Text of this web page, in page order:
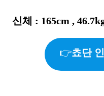
신체 : 165cm ,
👉쵸단